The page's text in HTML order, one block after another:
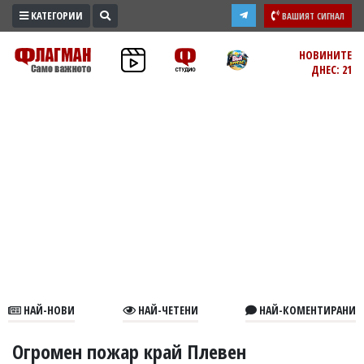
ПРОМО
ЗОНА
В
КАТЕГОРИИ ВАШИЯТ СИГНАЛ
НОВИНИТЕ
ДНЕС: 21
НАЙ-НОВИ НАЙ-ЧЕТЕНИ НАЙ-КОМЕНТИРАНИ
Огромен пожар край Плевен